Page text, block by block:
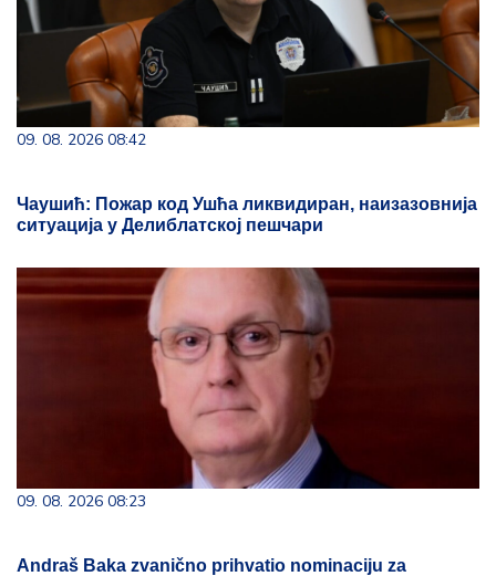
09. 08. 2026 08:42
Чаушић: Пожар код Ушћа ликвидиран, наизазовнија
ситуација у Делиблатској пешчари
09. 08. 2026 08:23
Andraš Baka zvanično prihvatio nominaciju za